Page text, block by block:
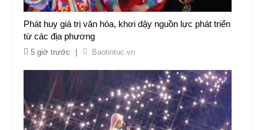
Phát huy giá trị văn hóa, khơi dậy nguồn lực phát triển
từ các địa phương
5 giờ trước Baotintuc.vn